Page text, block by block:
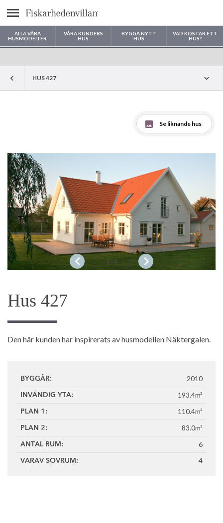
Meny
ALLA VÅRA
HUSMODELLER
VÅRA KUNDERS
HUS
BYGGA NYTT
HUS
VAD KOSTAR ETT
HUS?
Var vill du bygga ditt hus?
HUS 427
Se liknande hus
1 /4
Hus 427
Den här kunden har inspirerats av husmodellen Näktergalen.
BYGGÅR: 2010
INVÄNDIG YTA: 193.4m²
PLAN 1: 110.4m²
PLAN 2: 83.0m²
ANTAL RUM: 6
VARAV SOVRUM: 4